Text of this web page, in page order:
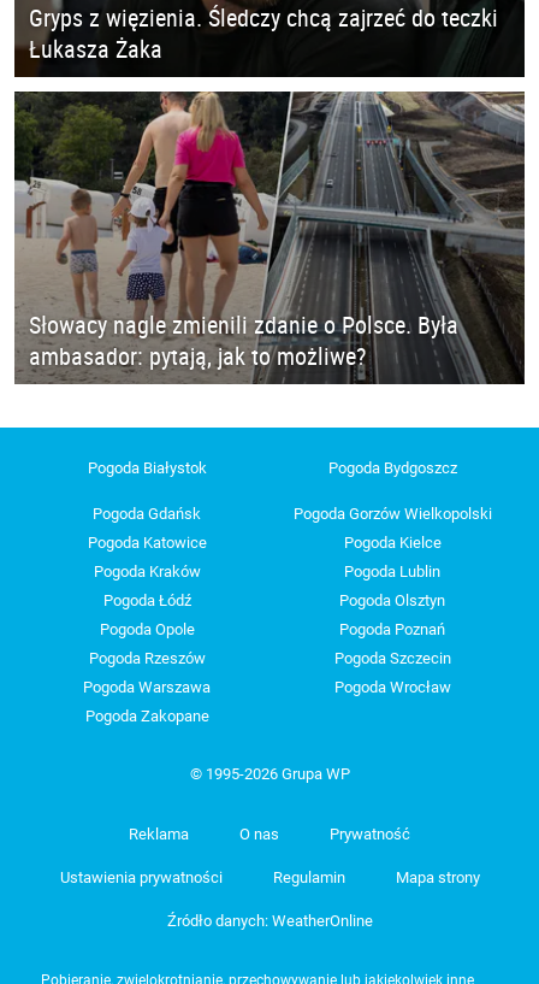
Gryps z więzienia. Śledczy chcą zajrzeć do teczki
Łukasza Żaka
Słowacy nagle zmienili zdanie o Polsce. Była
ambasador: pytają, jak to możliwe?
Pogoda Białystok Pogoda Bydgoszcz
Pogoda Gdańsk
Pogoda Gorzów Wielkopolski
Pogoda Katowice
Pogoda Kielce
Pogoda Kraków
Pogoda Lublin
Pogoda Łódź
Pogoda Olsztyn
Pogoda Opole
Pogoda Poznań
Pogoda Rzeszów
Pogoda Szczecin
Pogoda Warszawa
Pogoda Wrocław
Pogoda Zakopane
© 1995-2026 Grupa WP
Reklama O nas Prywatność
Ustawienia prywatności Regulamin Mapa strony
Źródło danych: WeatherOnline
Pobieranie, zwielokrotnianie, przechowywanie lub jakiekolwiek inne